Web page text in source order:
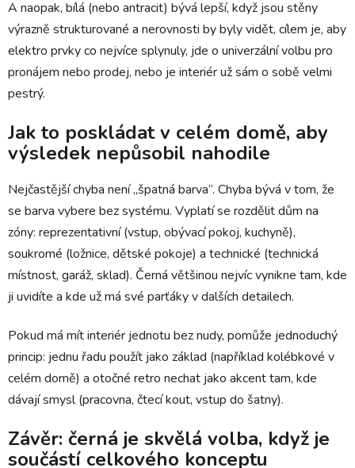
A naopak, bílá (nebo antracit) bývá lepší, když jsou stěny
výrazně strukturované a nerovnosti by byly vidět, cílem je, aby
elektro prvky co nejvíce splynuly, jde o univerzální volbu pro
pronájem nebo prodej, nebo je interiér už sám o sobě velmi
pestrý.
Jak to poskládat v celém domě, aby
výsledek nepůsobil nahodile
Nejčastější chyba není „špatná barva“. Chyba bývá v tom, že
se barva vybere bez systému. Vyplatí se rozdělit dům na
zóny: reprezentativní (vstup, obývací pokoj, kuchyně),
soukromé (ložnice, dětské pokoje) a technické (technická
místnost, garáž, sklad). Černá většinou nejvíc vynikne tam, kde
ji uvidíte a kde už má své parťáky v dalších detailech.
Pokud má mít interiér jednotu bez nudy, pomůže jednoduchý
princip: jednu řadu použít jako základ (například kolébkové v
celém domě) a otočné retro nechat jako akcent tam, kde
dávají smysl (pracovna, čtecí kout, vstup do šatny).
Závěr: černá je skvělá volba, když je
součástí celkového konceptu